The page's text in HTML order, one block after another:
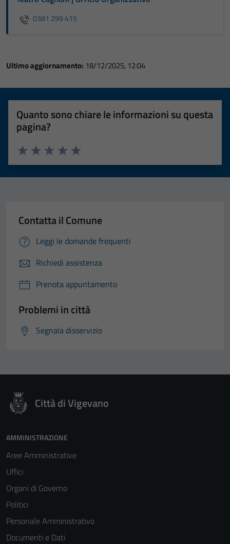
0381 299 415
Ultimo aggiornamento: 18/12/2025, 12:04
Quanto sono chiare le informazioni su questa
pagina?
Valuta 5 stelle su 5
Valuta 4 stelle su 5
Valuta 3 stelle su 5
Valuta 2 stelle su 5
Valuta 1 stelle su 5
Contatta il Comune
Leggi le domande frequenti
Richiedi assistenza
Prenota appuntamento
Problemi in città
Segnala disservizio
Città di Vigevano
AMMINISTRAZIONE
Aree Amministrative
Uffici
Organi di Governo
Politici
Personale Amministrativo
Documenti e Dati